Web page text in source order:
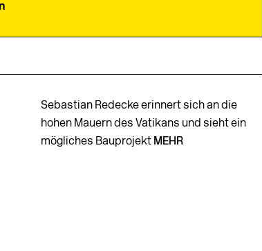
Sebastian Redecke erinnert sich an die
hohen Mauern des Vatikans und sieht ein
mögliches Bauprojekt MEHR